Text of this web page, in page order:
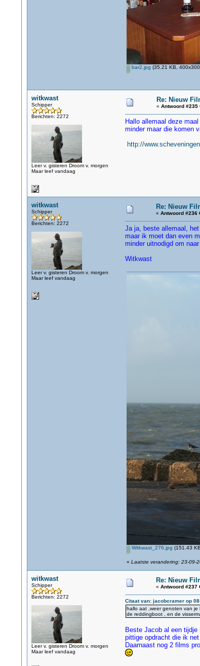
bar2.jpg (35.21 KB,
witkwast
Schipper
Berichten: 2272
Leer v. gisteren Droom v. morgen
Maar leef vandaag
Re: Nieuw
« Antwoord #235
Hallo allemaal deze
minder maar die komen
http://
witkwast
Schipper
Berichten: 2272
Leer v. gisteren Droom v. morgen
Maar leef vandaag
Re: Nieuw
« Antwoord #236
Ja ja, beste allemaal,
maar ik moet dan even
minder uitnodigd om
Witkwast
Witkwast_276.jpg (151.43
« Laatste verandering: 23-09-
witkwast
Schipper
Berichten: 2272
Leer v. gisteren Droom v. morgen
Maar leef vandaag
Re: Nieuw
« Antwoord #237
Citaat van: jacobcramer op
hallo aat ,weer genoten van je
de reddingboot , en de
Beste Jacob al een
pittige opdracht die ik
Daarnaast nog 2 films